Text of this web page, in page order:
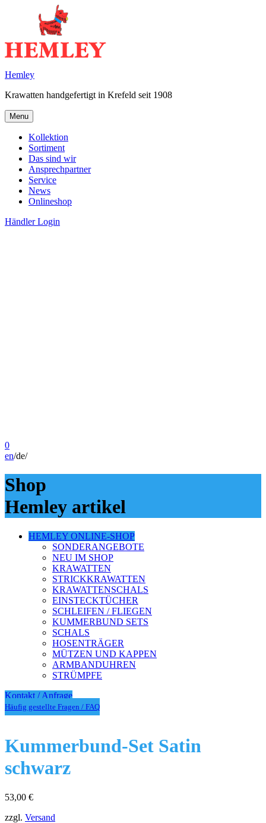
Hemley
Krawatten handgefertigt in Krefeld seit 1908
Menu
Kollektion
Sortiment
Das sind wir
Ansprechpartner
Service
News
Onlineshop
Händler Login
0
en/de/
Shop
Hemley artikel
HEMLEY ONLINE-SHOP
SONDERANGEBOTE
NEU IM SHOP
KRAWATTEN
STRICKKRAWATTEN
KRAWATTENSCHALS
EINSTECKTÜCHER
SCHLEIFEN / FLIEGEN
KUMMERBUND SETS
SCHALS
HOSENTRÄGER
MÜTZEN UND KAPPEN
ARMBANDUHREN
STRÜMPFE
Kontakt / Anfrage
Häufig gestellte Fragen / FAQ
Kummerbund-Set Satin
schwarz
53,00 €
zzgl. Versand